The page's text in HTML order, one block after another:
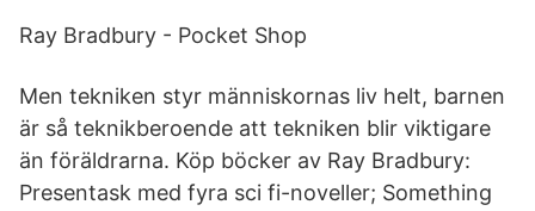
Ray Bradbury - Pocket Shop
Men tekniken styr människornas liv helt, barnen
är så teknikberoende att tekniken blir viktigare
än föräldrarna. Köp böcker av Ray Bradbury:
Presentask med fyra sci fi-noveller; Something